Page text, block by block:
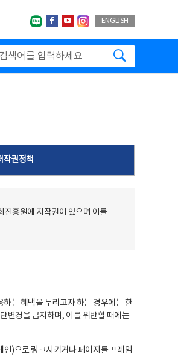
네이버블로그
페이스북
유투브인스타그랩
ENGLISH
작권정책
진흥원에 저작권이 있으며 이를
는 혜택을 누리고자 하는 경우에는 한
변경을 금지하며, 이를 위반할 때에는
)으로 링크시키거나 페이지를 프레임